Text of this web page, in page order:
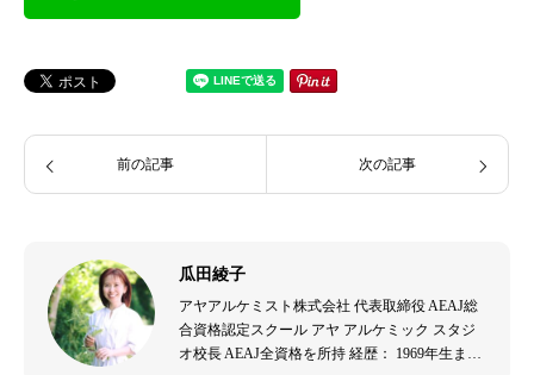
前の記事 次の記事
瓜田綾子
アヤアルケミスト株式会社 代表取締役 AEAJ総
合資格認定スクール アヤ アルケミック スタジ
オ校長 AEAJ全資格を所持 経歴： 1969年生ま